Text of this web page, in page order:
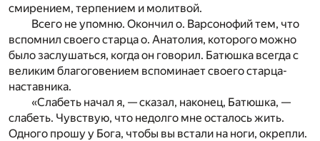
смирением, терпением и молитвой.
Всего не упомню. Окончил о. Варсонофий тем, что
вспомнил своего старца о. Анатолия, которого можно
было заслушаться, когда он говорил. Батюшка всегда с
великим благоговением вспоминает своего старца-
наставника.
«Слабеть начал я, — сказал, наконец, Батюшка, —
слабеть. Чувствую, что недолго мне осталось жить.
Одного прошу у Бога, чтобы вы встали на ноги, окрепли.